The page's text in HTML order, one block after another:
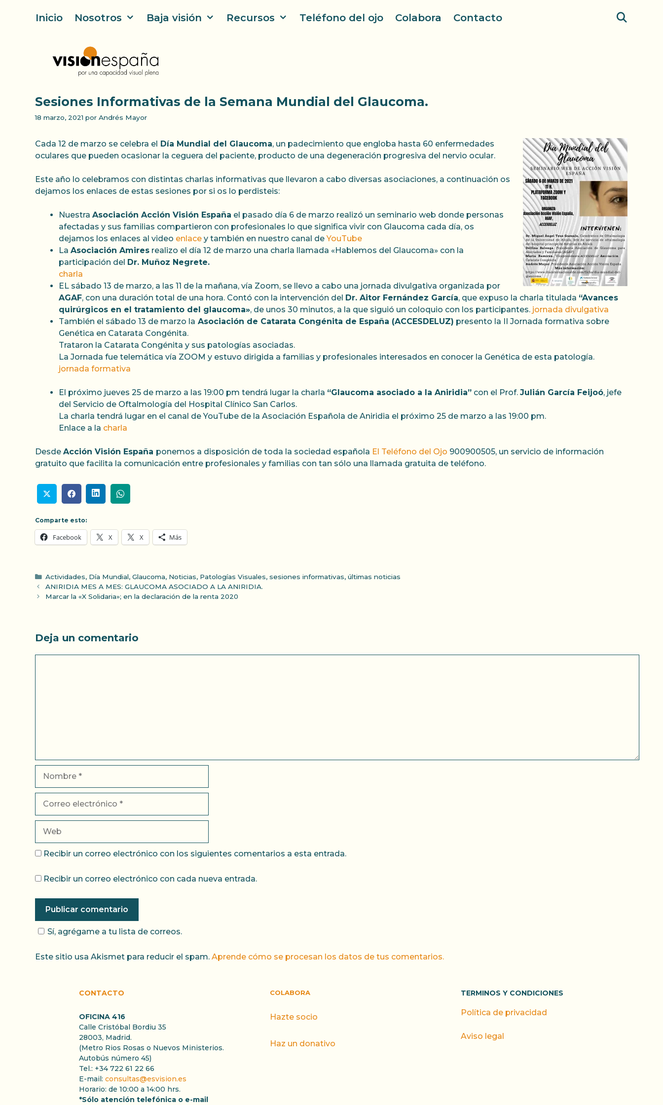
Inicio Nosotros Baja visión Recursos Teléfono del ojo Colabora Contacto
Sesiones Informativas de la Semana Mundial del Glaucoma.
18 marzo, 2021 por Andrés Mayor
Cada 12 de marzo se celebra el Día Mundial del Glaucoma, un padecimiento que engloba hasta 60 enfermedades
oculares que pueden ocasionar la ceguera del paciente, producto de una degeneración progresiva del nervio ocular.
Este año lo celebramos con distintas charlas informativas que llevaron a cabo diversas asociaciones, a continuación os
dejamos los enlaces de estas sesiones por si os lo perdisteis:
Nuestra Asociación Acción Visión España el pasado día 6 de marzo realizó un seminario web donde personas
afectadas y sus familias compartieron con profesionales lo que significa vivir con Glaucoma cada día, os
dejamos los enlaces al video enlacey también en nuestro canal deYouTube
La Asociación Amiresrealizo el día 12 de marzo una charla llamada «Hablemos del Glaucoma» con la
participación del Dr. Muñoz Negrete.
charla
EL sábado 13 de marzo, a las 11 de la mañana, vía Zoom, se llevo a cabo una jornada divulgativa organizada por
AGAF, con una duración total de una hora. Contó con la intervención del Dr. Aitor Fernández García, que expuso la charla titulada “Avances
quirúrgicos en el tratamiento del glaucoma», de unos 30 minutos, a la que siguió un coloquio con los participantes. jornada divulgativa
También el sábado 13 de marzo la Asociación de Catarata Congénita de España (ACCESDELUZ) presento la II Jornada formativa sobre
Genética en Catarata Congénita.
Trataron la Catarata Congénita y sus patologías asociadas.
La Jornada fue telemática vía ZOOM y estuvo dirigida a familias y profesionales interesados en conocer la Genética de esta patología.
jornada formativa
El próximo jueves 25 de marzo a las 19:00 pm tendrá lugar la charla “Glaucoma asociado a la Aniridia”con el Prof. Julián García Feijoó, jefe
del Servicio de Oftalmología del Hospital Clínico San Carlos.
La charla tendrá lugar en el canal de YouTube de la Asociación Española de Aniridia el próximo 25 de marzo a las 19:00 pm.
Enlace a la charla
Desde Acción Visión España ponemos a disposición de toda la sociedad española El Teléfono del Ojo 900900505, un servicio de información
gratuito que facilita la comunicación entre profesionales y familias con tan sólo una llamada gratuita de teléfono.
Comparte esto:
Facebook X X Más
Categorías
Actividades, Día Mundial, Glaucoma, Noticias, Patologías Visuales, sesiones informativas, últimas noticias
ANIRIDIA MES A MES: GLAUCOMA ASOCIADO A LA ANIRIDIA.
Marcar la «X Solidaria»; en la declaración de la renta 2020
Deja un comentario
electrónico
Recibir un correo electrónico con los siguientes comentarios a esta entrada.
Recibir un correo electrónico con cada nueva entrada.
Sí, agrégame a tu lista de correos.
Este sitio usa Akismet para reducir el spam. Aprende cómo se procesan los datos de tus comentarios.
CONTACTO
OFICINA 416
Calle Cristóbal Bordiu 35
28003, Madrid.
(Metro Rios Rosas o Nuevos Ministerios.
Autobús número 45)
Tel.: +34 722 61 22 66
E-mail: consultas@esvision.es
Horario: de 10:00 a 14:00 hrs.
*Sólo atención telefónica o e-mail
COLABORA
Hazte socio
Haz un donativo
TERMINOS Y CONDICIONES
Política de privacidad
Aviso legal